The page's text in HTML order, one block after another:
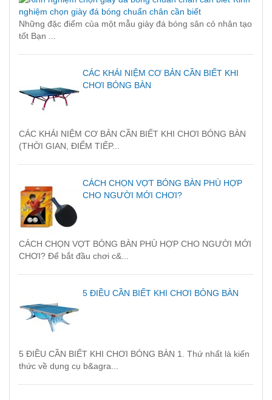
nghiệm chọn giày đá bóng chuẩn chân cần biết
Những đặc điểm của một mẫu giày đá bóng sân cỏ nhân tạo
tốt Bạn ...
CÁC KHÁI NIỆM CƠ BẢN CẦN BIẾT KHI
CHƠI BÓNG BÀN
CÁC KHÁI NIỆM CƠ BẢN CẦN BIẾT KHI CHƠI BÓNG BÀN
(THỜI GIAN, ĐIỂM TIẾP...
CÁCH CHỌN VỢT BÓNG BÀN PHÙ HỢP
CHO NGƯỜI MỚI CHƠI?
CÁCH CHỌN VỢT BÓNG BÀN PHÙ HỢP CHO NGƯỜI MỚI
CHƠI? Để bắt đầu chơi c&...
5 ĐIỀU CẦN BIẾT KHI CHƠI BÓNG BÀN
5 ĐIỀU CẦN BIẾT KHI CHƠI BÓNG BÀN 1. Thứ nhất là kiến
thức về dụng cụ b&agra...